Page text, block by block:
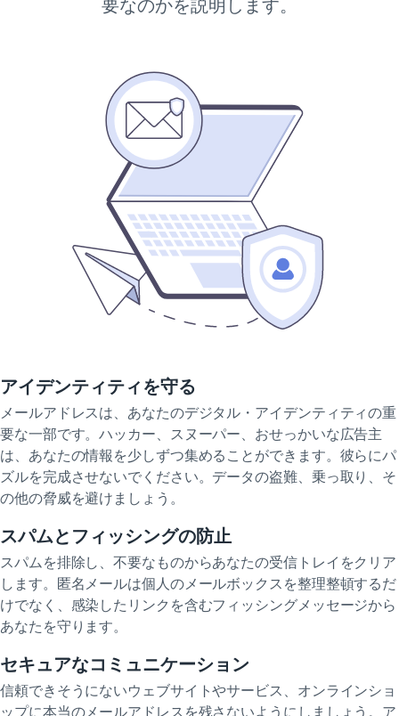
要なのかを説明します。
アイデンティティを守る
メールアドレスは、あなたのデジタル・アイデンティティの重
要な一部です。ハッカー、スヌーパー、おせっかいな広告主
は、あなたの情報を少しずつ集めることができます。彼らにパ
ズルを完成させないでください。データの盗難、乗っ取り、そ
の他の脅威を避けましょう。
スパムとフィッシングの防止
スパムを排除し、不要なものからあなたの受信トレイをクリア
します。匿名メールは個人のメールボックスを整理整頓するだ
けでなく、感染したリンクを含むフィッシングメッセージから
あなたを守ります。
セキュアなコミュニケーション
信頼できそうにないウェブサイトやサービス、オンラインショ
ップに本当のメールアドレスを残さないようにしましょう。ア